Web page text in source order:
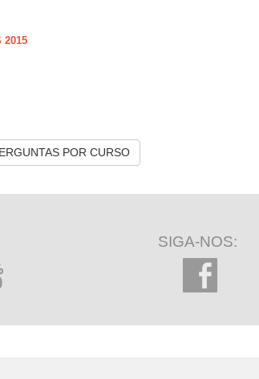
2015
POR CURSO
SIGA-NOS: